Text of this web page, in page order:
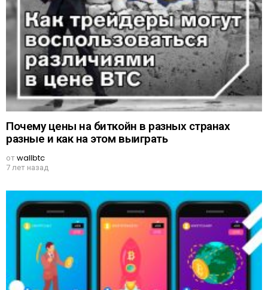
Почему цены на биткойн в разных странах
разные и как на этом выиграть
отwallbtc
7 лет назад